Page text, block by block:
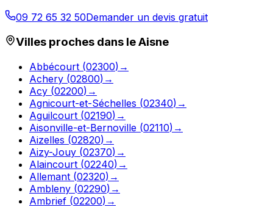
09 72 65 32 50Demander un devis gratuit
Villes proches dans leAisne
Abbécourt (02300) →
Achery (02800) →
Acy (02200) →
Agnicourt-et-Séchelles (02340) →
Aguilcourt (02190) →
Aisonville-et-Bernoville (02110) →
Aizelles (02820) →
Aizy-Jouy (02370) →
Alaincourt (02240) →
Allemant (02320) →
Ambleny (02290) →
Ambrief (02200) →